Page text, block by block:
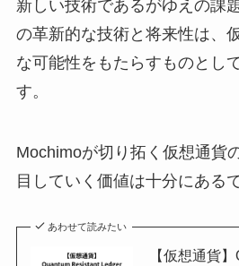
新しい技術であるがゆえの課
の革新的な技術と将来性は、
な可能性をもたらすものとし
す。
Mochimoが切り拓く仮想通貨
目していく価値は十分にある
あわせて読みたい
【仮想通貨